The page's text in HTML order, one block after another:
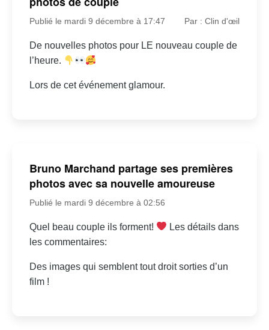
Publié le mardi 9 décembre à 17:47 Par : Clin d'œil
De nouvelles photos pour LE nouveau couple de
l’heure.
Lors de cet événement glamour.
Bruno Marchand partage ses premières
photos avec sa nouvelle amoureuse
Publié le mardi 9 décembre à 02:56
Quel beau couple ils forment!
Les détails dans
les commentaires:
Des images qui semblent tout droit sorties d’un
film !